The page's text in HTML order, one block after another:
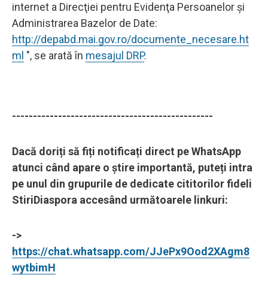
internet a Direcţiei pentru Evidenţa Persoanelor şi
Administrarea Bazelor de Date:
http://depabd.mai.gov.ro/documente_necesare.ht
ml ", se arată în mesajul DRP.
------------------------------------------------
Dacă doriți să fiți notificați direct pe WhatsApp
atunci când apare o știre importantă, puteți intra
pe unul din grupurile de dedicate cititorilor fideli
StiriDiaspora accesând următoarele linkuri:
->
https://chat.whatsapp.com/JJePx9Ood2XAgm8
wytbimH